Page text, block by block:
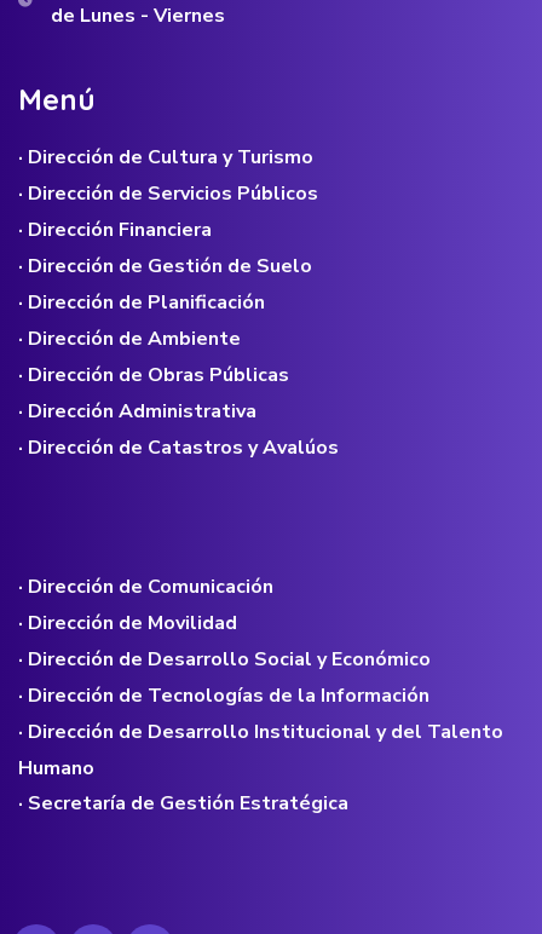
de Lunes - Viernes
Menú
· Dirección de Cultura y Turismo
· Dirección de Servicios Públicos
· Dirección Financiera
· Dirección de Gestión de Suelo
· Dirección de Planificación
· Dirección de Ambiente
· Dirección de Obras Públicas
· Dirección Administrativa
· Dirección de Catastros y Avalúos
· Dirección de Comunicación
· Dirección de Movilidad
· Dirección de Desarrollo Social y Económico
· Dirección de Tecnologías de la Información
· Dirección de Desarrollo Institucional y del Talento
Humano
· Secretaría de Gestión Estratégica